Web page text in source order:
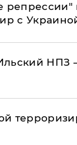
репрессии"
с
НПЗ